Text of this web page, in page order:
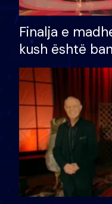
Finalja e
kush është
shtëpinë dhe
të fituar